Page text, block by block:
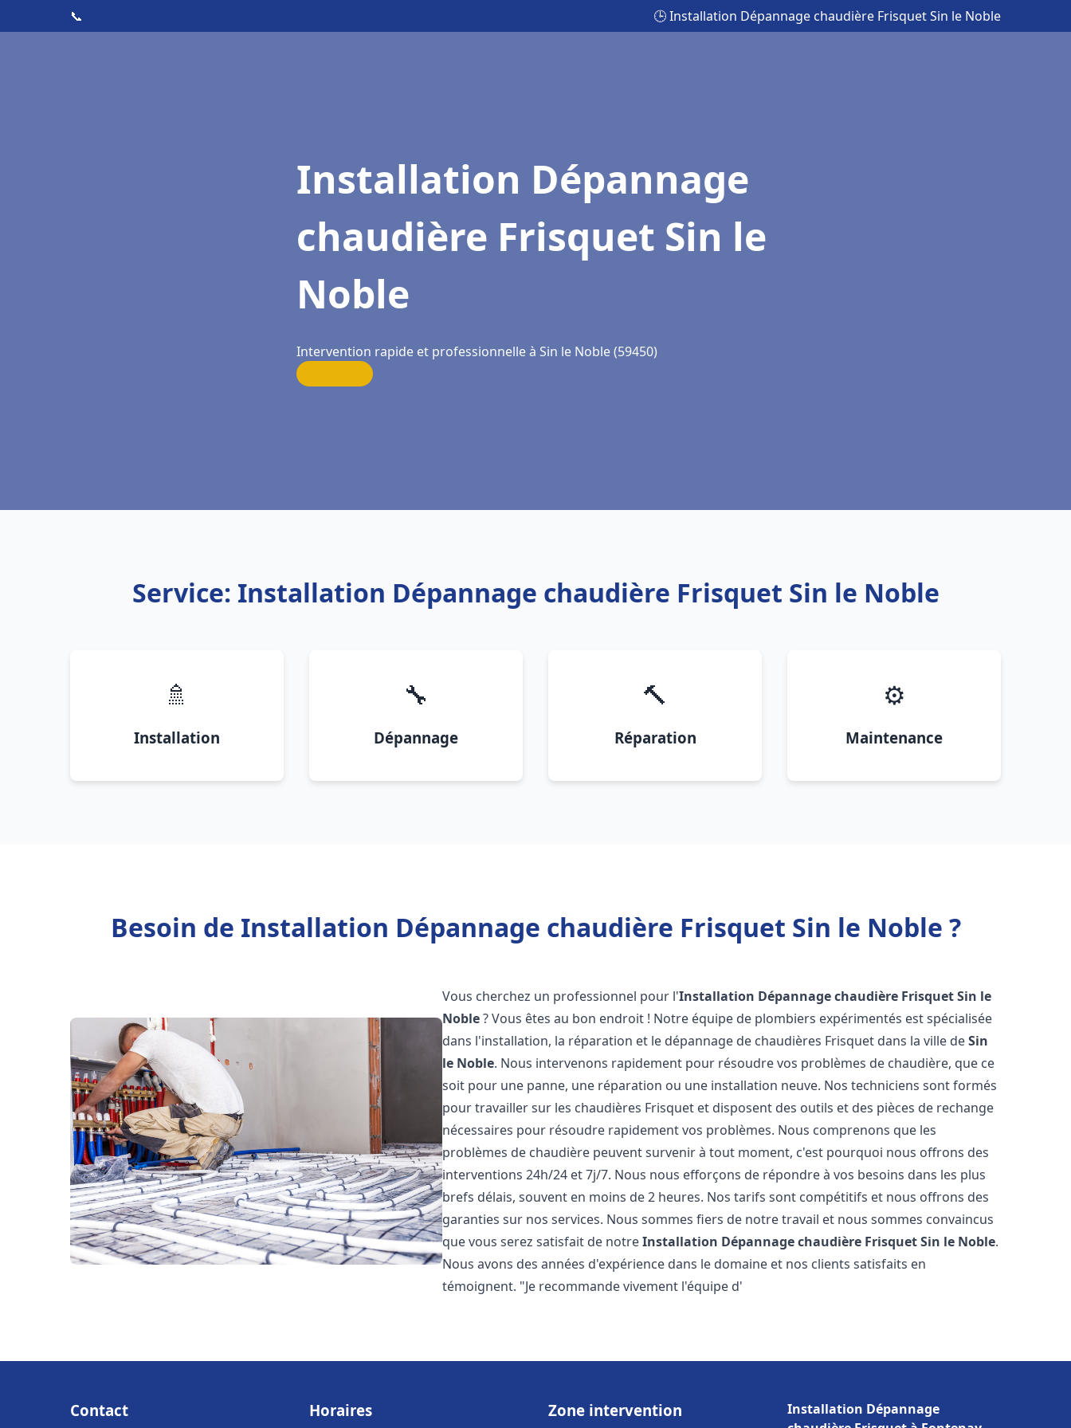
📞 🕒 Installation Dépannage chaudière Frisquet Sin le Noble
Installation Dépannage
chaudière Frisquet Sin le
Noble
Intervention rapide et professionnelle à Sin le Noble (59450)
Service: Installation Dépannage chaudière Frisquet Sin le Noble
🚿
Installation
🔧
Dépannage
🔨
Réparation
⚙️
Maintenance
Besoin de Installation Dépannage chaudière Frisquet Sin le Noble ?
Vous cherchez un professionnel pour l'Installation Dépannage chaudière FrisquetSin le
Noble? Vous êtes au bon endroit ! Notre équipe de plombiers expérimentés est spécialisée
dans l'installation, la réparation et le dépannage de chaudières Frisquet dans la ville deSin
le Noble. Nous intervenons rapidement pour résoudre vos problèmes de chaudière, que ce
soit pour une panne, une réparation ou une installation neuve. Nos techniciens sont formés
pour travailler sur les chaudières Frisquet et disposent des outils et des pièces de rechange
nécessaires pour résoudre rapidement vos problèmes. Nous comprenons que les
problèmes de chaudière peuvent survenir à tout moment, c'est pourquoi nous offrons des
interventions 24h/24 et 7j/7. Nous nous efforçons de répondre à vos besoins dans les plus
brefs délais, souvent en moins de 2 heures. Nos tarifs sont compétitifs et nous offrons des
garanties sur nos services. Nous sommes fiers de notre travail et nous sommes convaincus
que vous serez satisfait de notreInstallation Dépannage chaudière FrisquetSin le Noble.
Nous avons des années d'expérience dans le domaine et nos clients satisfaits en
témoignent. "Je recommande vivement l'équipe d'
Contact Horaires Zone intervention
Installation Dépannage